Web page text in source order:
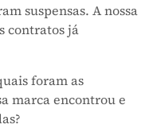
suspensas. A nossa
contratos já
foram as
marca encontrou e